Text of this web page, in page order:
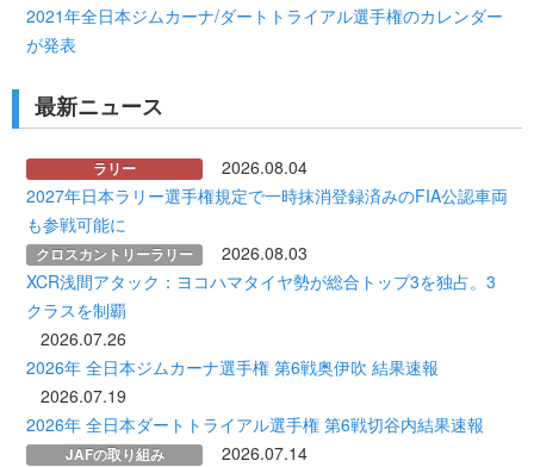
2021年全日本ジムカーナ/ダートトライアル選手権のカレンダー
が発表
最新ニュース
ラリー
2026.08.04
2027年日本ラリー選手権規定で一時抹消登録済みのFIA公認車両
も参戦可能に
クロスカントリーラリー
2026.08.03
XCR浅間アタック：ヨコハマタイヤ勢が総合トップ3を独占。3
クラスを制覇
2026.07.26
2026年 全日本ジムカーナ選手権 第6戦奥伊吹 結果速報
2026.07.19
2026年 全日本ダートトライアル選手権 第6戦切谷内結果速報
JAFの取り組み
2026.07.14